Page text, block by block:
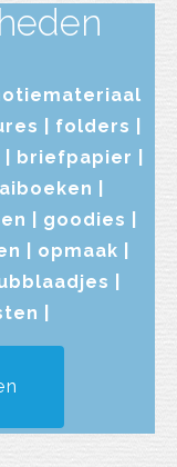
| folders |
briefpapier |
|
| goodies |
| opmaak |
|
|